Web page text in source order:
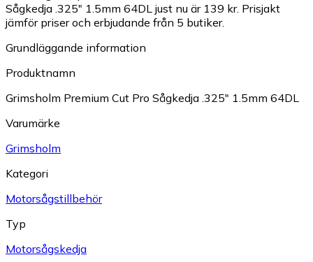
Sågkedja .325" 1.5mm 64DL just nu är 139 kr. Prisjakt
jämför priser och erbjudande från 5 butiker.
Grundläggande information
Produktnamn
Grimsholm Premium Cut Pro Sågkedja .325" 1.5mm 64DL
Varumärke
Grimsholm
Kategori
Motorsågstillbehör
Typ
Motorsågskedja